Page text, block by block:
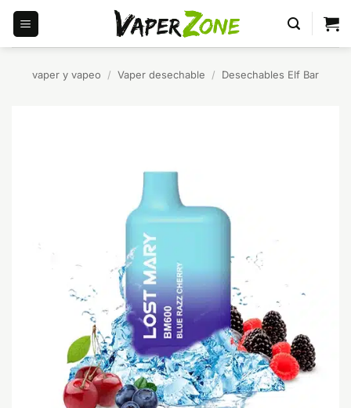
Saltar
contenido
vaper y vapeo / Vaper desechable / Desechables Elf Bar